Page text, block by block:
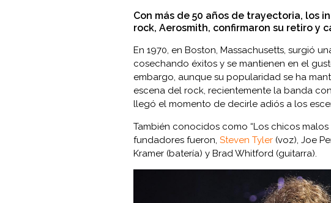
Con más de 50 años de trayectoria, los
rock, Aerosmith, confirmaron su retiro y
En 1970, en Boston, Massachusetts, surgió
cosechando éxitos y se mantienen en el
embargo, aunque su popularidad se ha
escena del rock, recientemente la banda
llegó el momento de decirle adiós a los
También conocidos como “Los chicos
fundadores fueron, Steven Tyler (voz), Joe
Kramer (batería) y Brad Whitford (guitarra).